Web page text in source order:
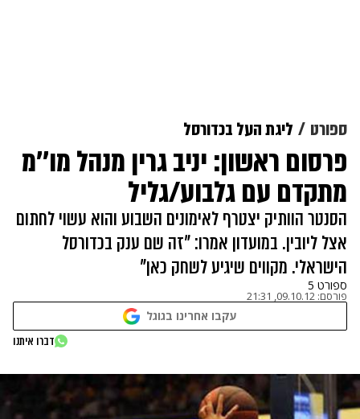
ספורט ליגת העל בכדורסל
פרסום ראשון: יניב גרין מנהל מו''מ
מתקדם עם גלבוע/גליל
הסנטר הוותיק יצטרף לאימונים השבוע והוא עשוי לחתום
אצל ליובין. במועדון אמרו: "זה שם ענק בכדורסל
הישראלי. מקווים שיגיע לשחק כאן"
ספורט 5
פורסם: 09.10.12, 21:31
עקבו אחרינו בגוגל
דברו איתנו